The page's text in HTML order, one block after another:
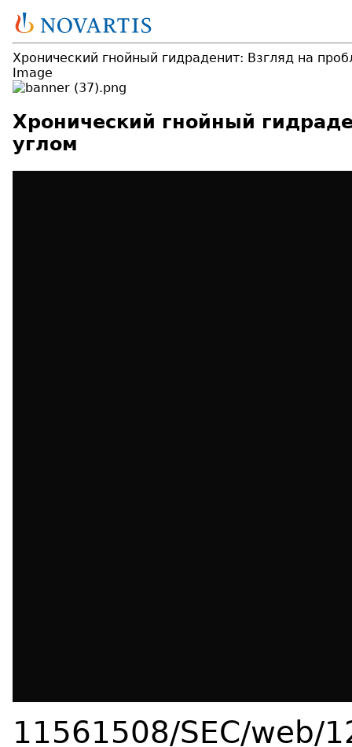
Хронический гнойный гидраденит: Взгляд на
Image
Хронический гнойный
углом
11561508/SEC/web/